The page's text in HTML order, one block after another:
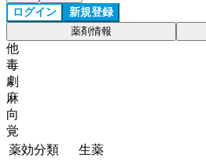
ログイン 新規登録
薬剤情報
他
毒
劇
麻
向
覚
薬効分類
生薬